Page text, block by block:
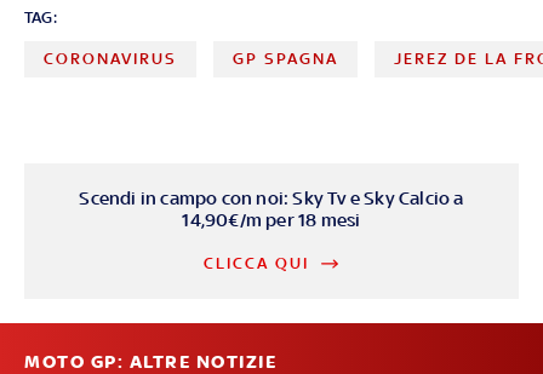
TAG:
CORONAVIRUS GP SPAGNA JEREZ DE LA
Scendi in campo con noi: Sky Tv e Sky Calcio a
14,90€/m per 18 mesi
CLICCA QUI
MOTO GP: ALTRE NOTIZIE